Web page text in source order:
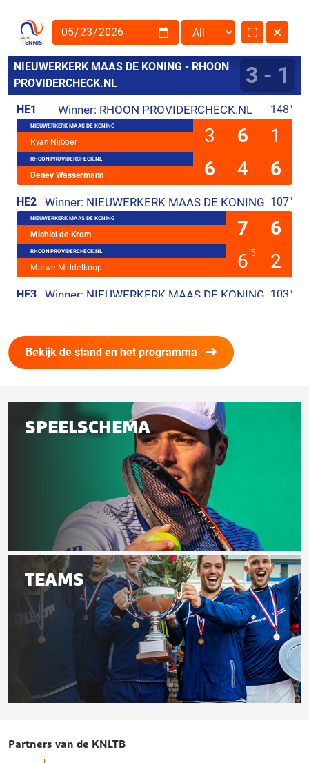
Bekijk de stand en het programma
Gerelateerd
aan
SPEELSCHEMA
Speelschema
TEAMS
Partners van de KNLTB